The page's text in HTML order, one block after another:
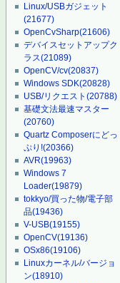
Linux/USBガジェット
(21677)
OpenCvSharp(21606)
デバイスセットアップク
ラス(21089)
OpenCV/cv(20837)
Windows SDK(20828)
USB/リクエスト(20788)
基礎文法最速マスター
(20760)
Quartz Composerにどっ
ぷり!(20366)
AVR(19963)
Windows 7
Loader(19879)
tokkyo/買った物/電子部
品(19436)
V-USB(19155)
OpenCV(19136)
OSx86(19106)
Linuxカーネル/バージョ
ン(18910)